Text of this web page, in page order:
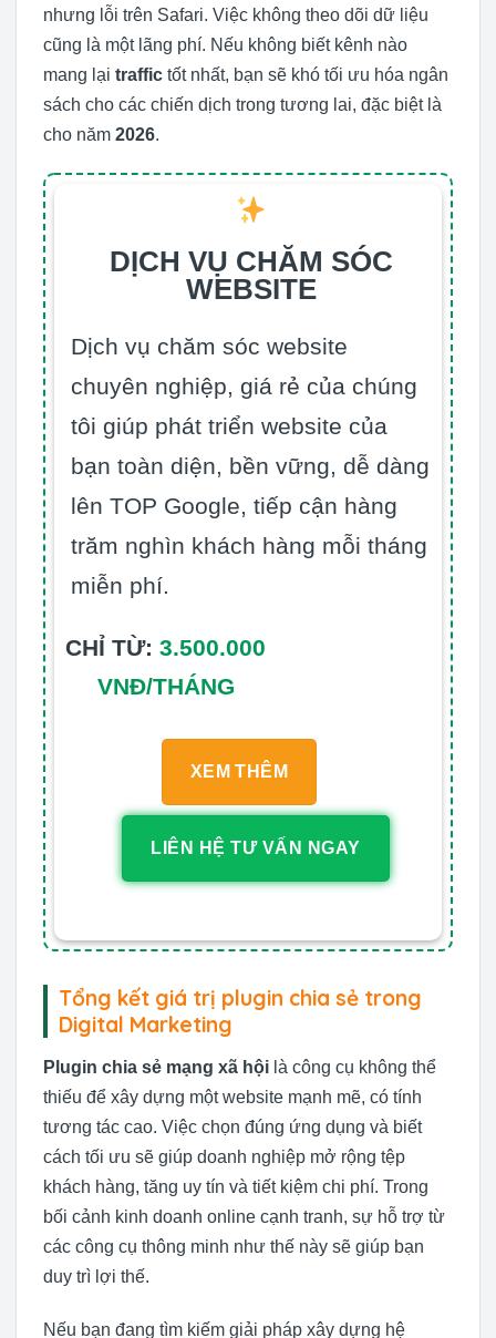
nhưng lỗi trên Safari. Việc không theo dõi dữ liệu
cũng là một lãng phí. Nếu không biết kênh nào
mang lại traffic tốt nhất, bạn sẽ khó tối ưu hóa ngân
sách cho các chiến dịch trong tương lai, đặc biệt là
cho năm 2026.
DỊCH VỤ CHĂM SÓC
WEBSITE
Dịch vụ chăm sóc website
chuyên nghiệp, giá rẻ của chúng
tôi giúp phát triển website của
bạn toàn diện, bền vững, dễ dàng
lên TOP Google, tiếp cận hàng
trăm nghìn khách hàng mỗi tháng
miễn phí.
CHỈ TỪ: 3.500.000
VNĐ/THÁNG
XEM THÊM
LIÊN HỆ TƯ VẤN NGAY
Tổng kết giá trị plugin chia sẻ trong
Digital Marketing
Plugin chia sẻ mạng xã hội là công cụ không thể
thiếu để xây dựng một website mạnh mẽ, có tính
tương tác cao. Việc chọn đúng ứng dụng và biết
cách tối ưu sẽ giúp doanh nghiệp mở rộng tệp
khách hàng, tăng uy tín và tiết kiệm chi phí. Trong
bối cảnh kinh doanh online cạnh tranh, sự hỗ trợ từ
các công cụ thông minh như thế này sẽ giúp bạn
duy trì lợi thế.
Nếu bạn đang tìm kiếm giải pháp xây dựng hệ